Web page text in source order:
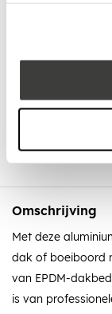
Omschrijving
Met deze
dak of boeiboord
van EPDM-
is van